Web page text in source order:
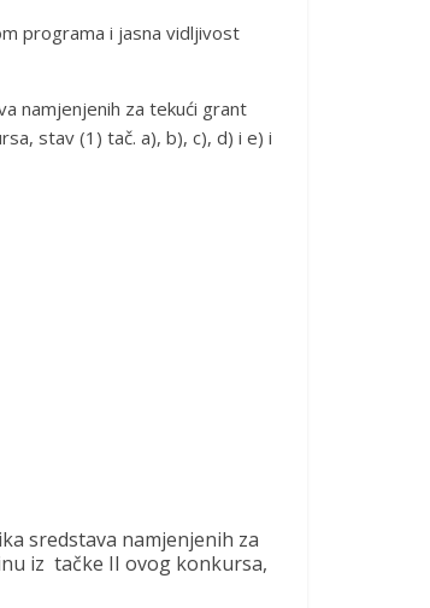
programa i jasna vidljivost
namjenjenih za tekući grant
stav (1) tač. a), b), c), d) i e) i
sredstava namjenjenih za
iz tačke II ovog konkursa,